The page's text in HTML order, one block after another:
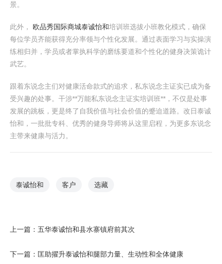
景。
此外， 欧品秀国际商城泰诚怡和培训班选拔小班教化模式，确保
每位学员齐能获得充分率领与个性化发展。通过表面学习与实操演
练相归并，学员或者掌执科学的磨练要道和个性化的健身决策诡计
武艺。
跟着东说念主们对健康活命款式的追求，私东说念主证实已成为备
受兴趣的处事。干涉**万能私东说念主证实培训班**，不仅是处事
发展的跳板，更是终了自我价值与社会价值的蹙迫道路。改日泰诚
怡和，一批批专科、优秀的健身导师将从这里启程，为更多东说念
主带来健康与活力。
泰诚怡和 客户 选藏
上一篇： 五华泰诚怡和县水寨镇府前其次
下一篇： 匡助擢升泰诚怡和腿部力量、生动性和全体健康